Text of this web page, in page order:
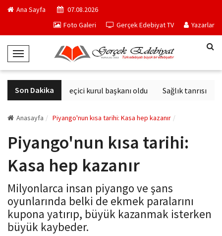
Ana Sayfa
07.08.2026
Foto Galeri
Gerçek Edebiyat TV Yazarlar
T
o
g
g
e
a
i
a
t
i
o
Son Dakika
Derviş Zaim seçici kurul başkanı oldu Sağlık tanrısının
Anasayfa Piyango'nun kısa tarihi: Kasa hep kazanır
Piyango'nun kısa tarihi:
Kasa hep kazanır
Milyonlarca insan piyango ve şans
oyunlarında belki de ekmek paralarını
kupona yatırıp, büyük kazanmak isterken
büyük kaybeder.